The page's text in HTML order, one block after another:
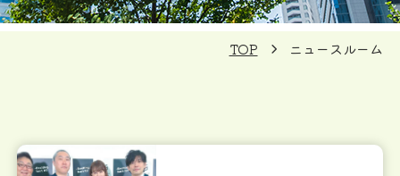
TOP ニュースルーム